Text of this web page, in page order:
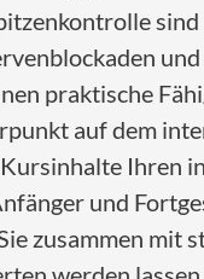
praktische
auf dem
Ihren
und
zusammen mit